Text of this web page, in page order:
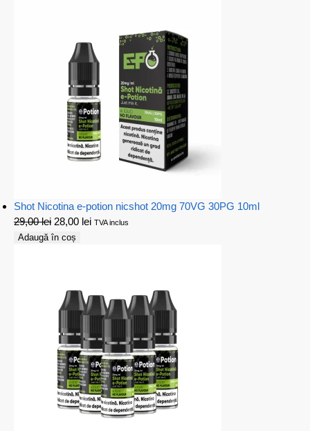
Shot Nicotina e-potion nicshot 20mg 70VG 30PG 10ml
29,00lei 28,00 lei TVA inclus
Adaugă în coș